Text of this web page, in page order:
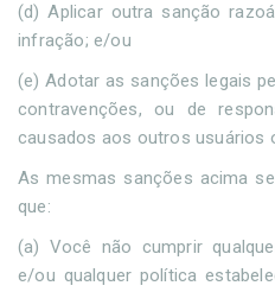
(d) Aplicar outra sanção
infração; e/ou
(e) Adotar as sanções legais
contravenções, ou de
causados aos outros usuários
As mesmas sanções acima
que:
(a) Você não cumprir
e/ou qualquer política